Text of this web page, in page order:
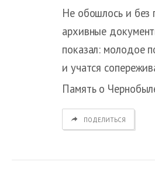
Не обошлось и без
архивные
показал: молодое
и учатся
Память о
ПОДЕЛИТЬСЯ